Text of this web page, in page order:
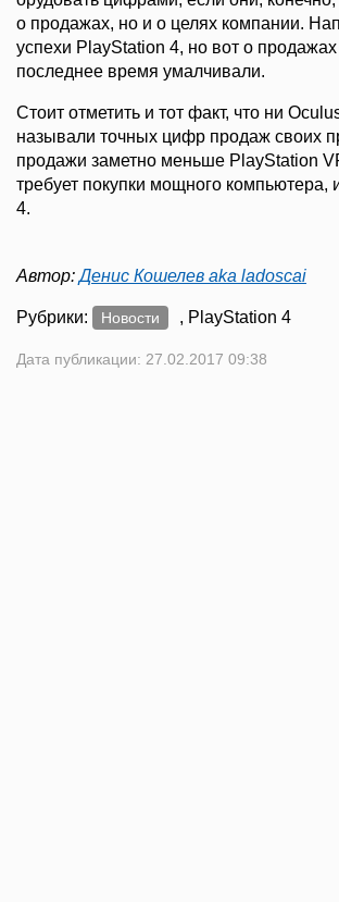
о продажах, но и о целях компании.
успехи PlayStation 4, но вот о
последнее время умалчивали.
Стоит отметить и тот факт, что ни
называли точных цифр продаж своих
продажи заметно меньше PlayStation
требует покупки мощного
4.
Автор:Денис Кошелев aka ladoscai
Рубрики: Новости , PlayStation 4
Дата публикации: 27.02.2017 09:38